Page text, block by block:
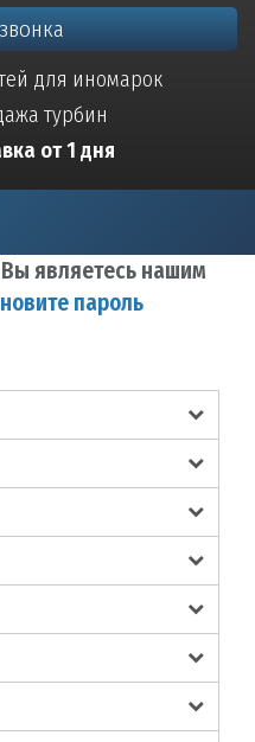
для иномарок
турбин
от 1 дня
являетесь нашим
пароль